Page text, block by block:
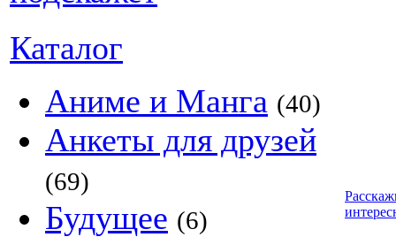
Каталог
Аниме и Манга (40)
Анкеты для друзей
(69)
Будущее (6)